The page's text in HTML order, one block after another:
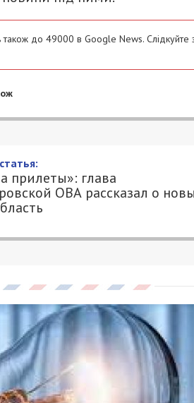
також до 49000 в Google News. Слідкуйте
прилеты»: глава
ОВА рассказал о